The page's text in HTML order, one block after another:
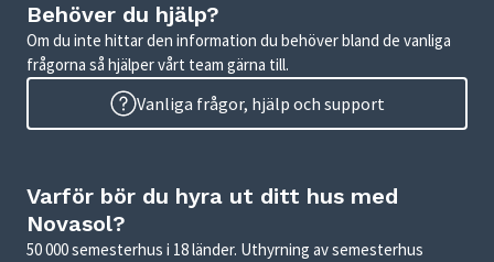
Behöver du hjälp?
Om du inte hittar den information du behöver bland de vanliga
frågorna så hjälper vårt team gärna till.
Vanliga frågor, hjälp och support
Varför bör du hyra ut ditt hus med
Novasol?
50 000 semesterhus i 18 länder. Uthyrning av semesterhus